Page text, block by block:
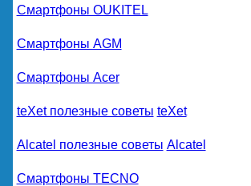
Смартфоны OUKITEL
Смартфоны AGM
Смартфоны Acer
teXet полезные советы teXet
Alcatel полезные советы Alcatel
Смартфоны TECNO